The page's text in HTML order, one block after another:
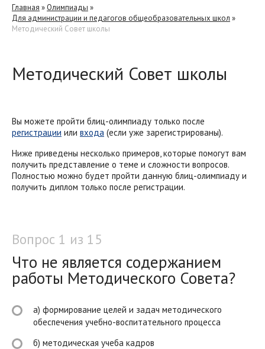
Главная » Олимпиады »
Для администрации и педагогов общеобразовательных школ »
Методический Совет школы
Методический Совет школы
Вы можете пройти блиц-олимпиаду только после
регистрации или входа (если уже зарегистрированы).
Ниже приведены несколько примеров, которые помогут вам
получить представление о теме и сложности вопросов.
Полностью можно будет пройти данную блиц-олимпиаду и
получить диплом только после регистрации.
Вопрос 1 из 15
Что не является содержанием
работы Методического Совета?
а) формирование целей и задач методического
обеспечения учебно-воспитательного процесса
б) методическая учеба кадров